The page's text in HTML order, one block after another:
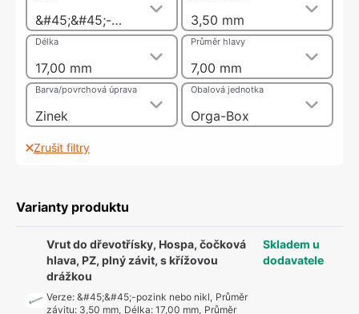
&#45;&#45;-pozink nebo nikl 3,50 mm
17,00 mm
Délka
7,00 mm
Průměr hlavy
Zinek
Barva/povrchová úprava
Orga-Box
Obalová jednotka
Zrušit filtry
Varianty produktu
Vrut do dřevotřísky, Hospa, čočková
hlava, PZ, plný závit, s křížovou
drážkou
Verze: &#45;&#45;-pozink nebo nikl, Průměr
závitu: 3,50 mm, Délka: 17,00 mm, Průměr
Skladem u
dodavatele